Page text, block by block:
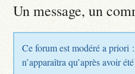
Un message, un
Ce forum est modéré a priori
n’apparaîtra qu’après avoir